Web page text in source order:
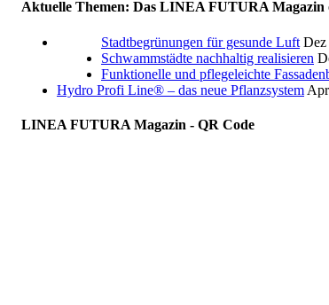
Aktuelle Themen: Das LINEA FUTURA Magazin
Stadtbegrünungen für gesunde Luft Dez
Schwammstädte nachhaltig realisieren
Funktionelle und pflegeleichte
Hydro Profi Line® – das neue Pflanzsystem
LINEA FUTURA Magazin - QR Code